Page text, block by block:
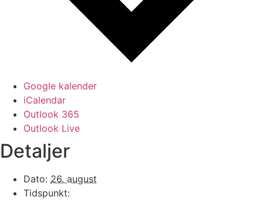
Google kalender
iCalendar
Outlook 365
Outlook Live
Detaljer
Dato: 26. august
Tidspunkt: